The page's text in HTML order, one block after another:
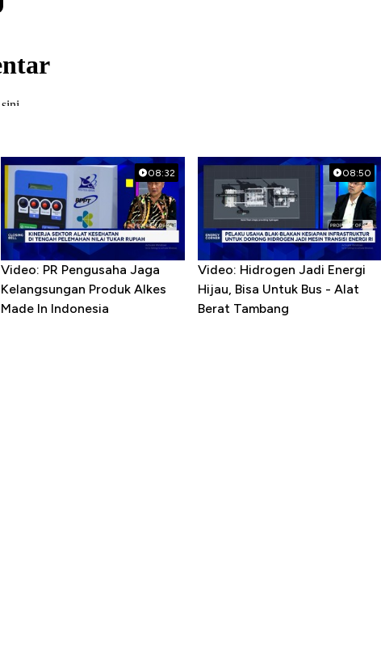
08:32
Video: PR Pengusaha Jaga
Kelangsungan Produk Alkes
Made In Indonesia
08:50
Video: Hidrogen Jadi Energi
Hijau, Bisa Untuk Bus - Alat
Berat Tambang